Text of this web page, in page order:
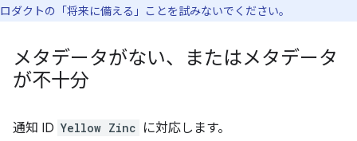
ロダクトの「将来に備える」ことを試みないでください。
メタデータがない、またはメタデータ
が不十分
通知 ID Yellow Zinc に対応します。